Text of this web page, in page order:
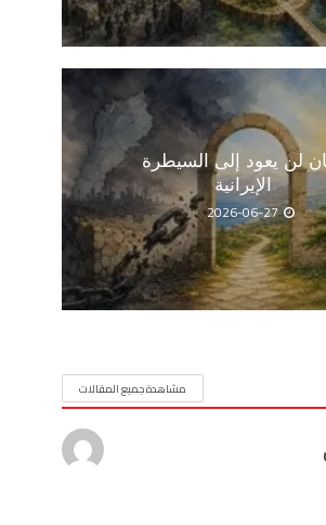
لن يعود إلى السيطرة
الإيرانية
2026-06-27
مشاهدة جميع المقالات